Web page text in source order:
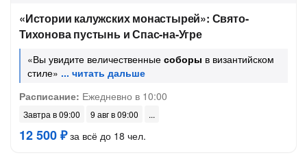
«Истории калужских монастырей»: Свято-
Тихонова пустынь и Спас-на-Угре
«Вы увидите величественные соборы в византийском
стиле»
Расписание: Ежедневно в 10:00
Завтра в 09:00 9 авг в 09:00
12 500 ₽за всё до 18 чел.